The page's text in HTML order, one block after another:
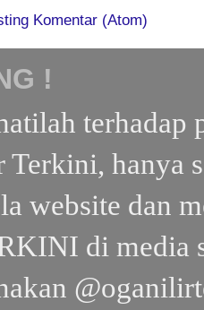
Komentar (Atom)
!
terhadap
Terkini, hanya
website dan
di media